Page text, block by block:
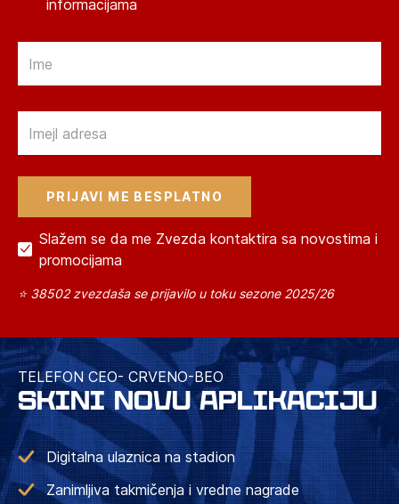
informacijama
Slažem se da me Zvezda kontaktira sa novostima i
promocijama
⭐ 38502 zvezdaša se prijavilo u toku sezone 2025/26
TELEFON CEO- CRVENO-BEO
SKINI NOVU APLIKACIJU
Digitalna ulaznica na stadion
Zanimljiva takmičenja i vredne nagrade